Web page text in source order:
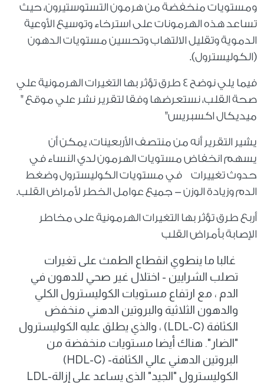
ومستويات منخفضة من هرمون التستوستيرون، حيث
تساعد هذه الهرمونات على استرخاء وتوسيع الأوعية
الدموية وتقليل الالتهاب وتحسين مستويات الدهون
(الكوليسترول).
فيما يلي نوضح 4 طرق تؤثر بها التغيرات الهرمونية علي
صحة القلب، نستعرضها وفقا لتقرير نشر علي موقع "
ميديكال اكسبريس"
يشير التقرير أنه من منتصف الأربعينات، يمكن أن
يسهم انخفاض مستويات الهرمون لدي النساء في
حدوث تغييرات في مستويات الكوليسترول وضغط
الدم وزيادة الوزن - جميع عوامل الخطر لأمراض القلب.
أربع طرق تؤثر بها التغيرات الهرمونية على مخاطر
الإصابة بأمراض القلب
غالبا ما ينطوي انقطاع الطمث على تغيرات
تصلب الشرايين - اختلال غير صحي للدهون في
الدم ، مع ارتفاع مستويات الكوليسترول الكلي
والدهون الثلاثية والبروتين الدهني منخفض
الكثافة (LDL-C) ، والذي يطلق عليه الكوليسترول
"الضار". هناك أيضا مستويات منخفضة من
البروتين الدهني عالي الكثافة(HDL-C) -
الكوليسترول "الجيد" الذي يساعد على إزالةLDL-